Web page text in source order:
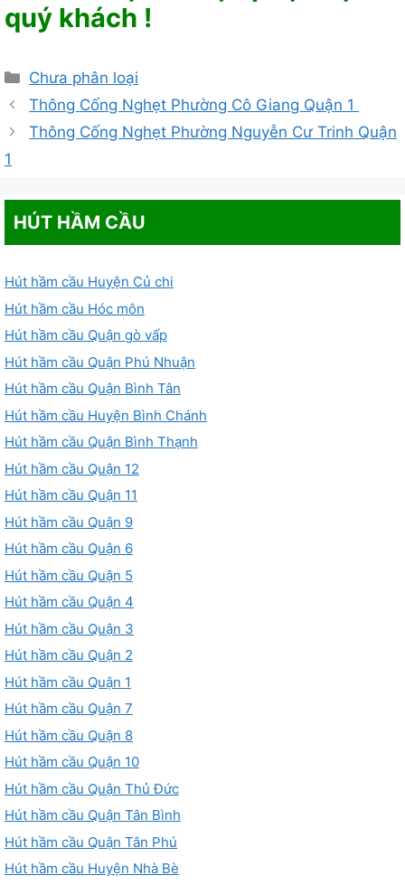
quý khách !
Danh
mục
Chưa phân loại
Thông Cống Nghẹt Phường Cô Giang Quận 1
Thông Cống Nghẹt Phường Nguyễn Cư Trinh Quận
1
HÚT HẦM CẦU
Hút hầm cầu Huyện Củ chi
Hút hầm cầu Hóc môn
Hút hầm cầu Quận gò vấp
Hút hầm cầu Quận Phú Nhuận
Hút hầm cầu Quận Bình Tân
Hút hầm cầu Huyện Bình Chánh
Hút hầm cầu Quận Bình Thạnh
Hút hầm cầu Quận 12
Hút hầm cầu Quận 11
Hút hầm cầu Quận 9
Hút hầm cầu Quận 6
Hút hầm cầu Quận 5
Hút hầm cầu Quận 4
Hút hầm cầu Quận 3
Hút hầm cầu Quận 2
Hút hầm cầu Quận 1
Hút hầm cầu Quận 7
Hút hầm cầu Quận 8
Hút hầm cầu Quận 10
Hút hầm cầu Quận Thủ Đức
Hút hầm cầu Quận Tân Bình
Hút hầm cầu Quận Tân Phú
Hút hầm cầu Huyện Nhà Bè